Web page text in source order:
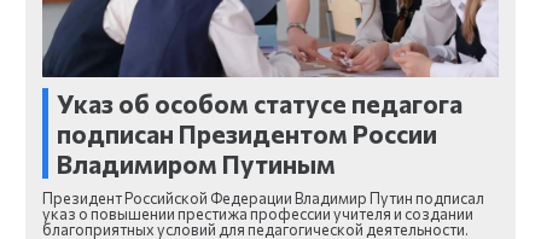
Указ об особом статусе педагога
подписан Президентом России
Владимиром Путиным
Президент Российской Федерации Владимир Путин подписал
указ о повышении престижа профессии учителя и создании
благоприятных условий для педагогической деятельности.